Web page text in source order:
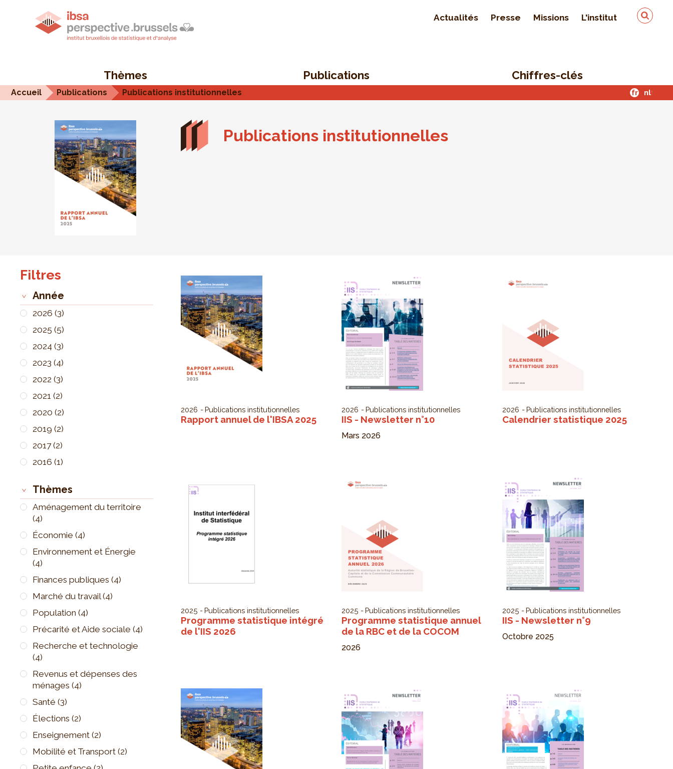
Actualités Presse Missions L'institut
Qualité & sécurité des
Thèmes Publications Chiffres-clés
Accueil Publications Publications institutionnelles fr nl
Publications institutionnelles
Filtres
Année
2026 (3)
2025 (5)
2024 (3)
2023 (4)
2022 (3)
2021 (2)
2020 (2)
2019 (2)
2017 (2)
2016 (1)
Thèmes
Aménagement du territoire
(4)
Économie (4)
Environnement et Énergie
(4)
Finances publiques (4)
Marché du travail (4)
Population (4)
Précarité et Aide sociale (4)
Recherche et technologie
(4)
Revenus et dépenses des
ménages (4)
Santé (3)
Élections (2)
Enseignement (2)
Mobilité et Transport (2)
2026 Publications institutionnelles
Rapport annuel de l'IBSA 2025
2026 Publications institutionnelles
IIS - Newsletter n°10
Mars 2026
2026 Publications institutionnelles
Calendrier statistique 2025
2025 Publications institutionnelles
Programme statistique intégré
de l'IIS 2026
2025 Publications institutionnelles
Programme statistique annuel
de la RBC et de la COCOM
2026
2025 Publications institutionnelles
IIS - Newsletter n°9
Octobre 2025